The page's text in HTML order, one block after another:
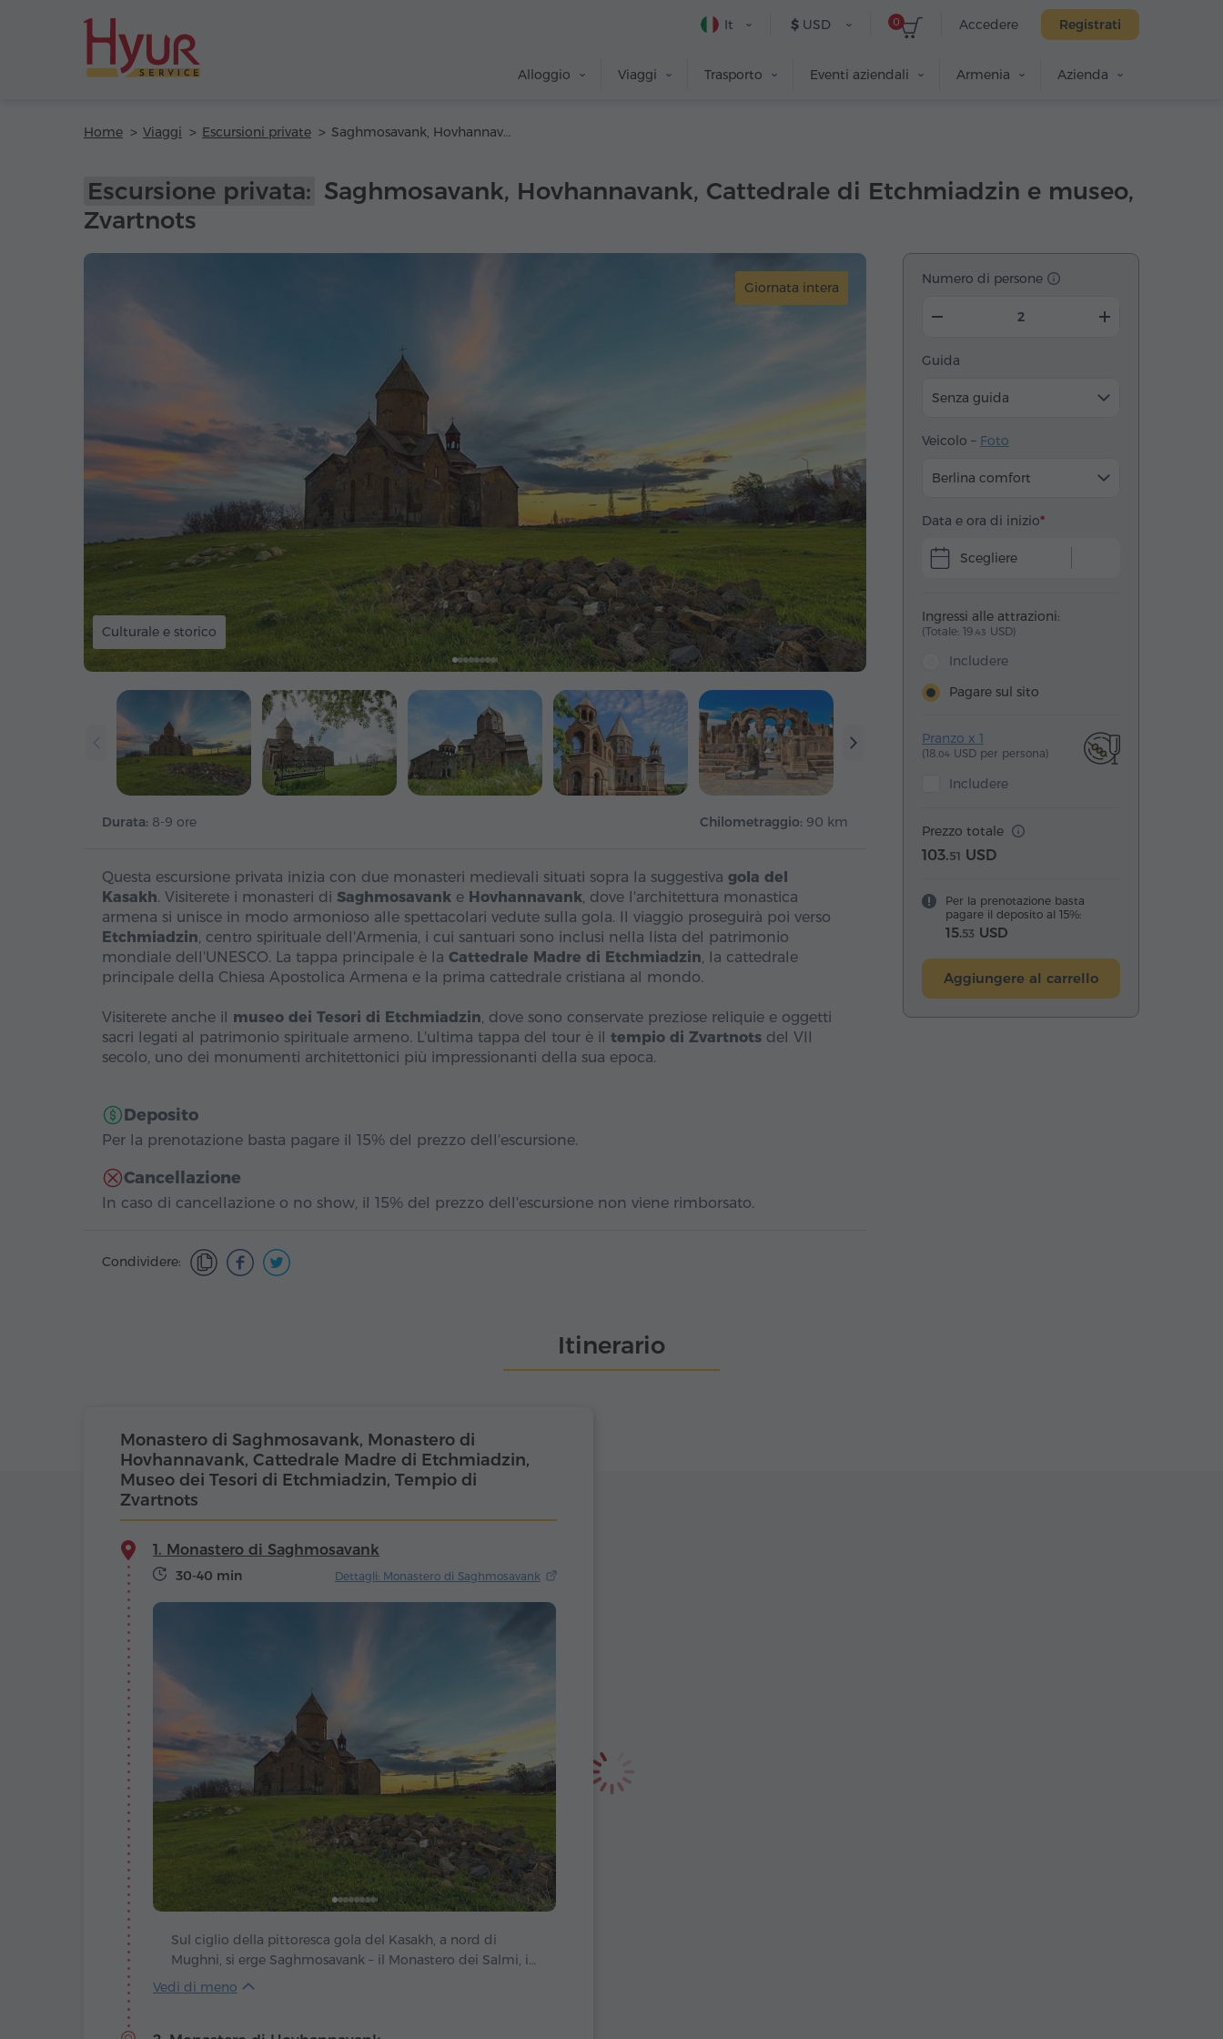
Accedere Registrati
0
$ USD
It
Alloggio Viaggi Trasporto Eventi aziendali Armenia Azienda
Home Viaggi Escursioni private Saghmosavank, Hovhannavank, Cattedrale di Etchmiadzin e museo, Zvartnots
Escursione privata: Saghmosavank, Hovhannavank, Cattedrale di Etchmiadzin e museo,
Zvartnots
Giornata intera
Culturale e storico
Durata: 8-9 ore Chilometraggio: 90 km
Questa escursione privata inizia con due monasteri medievali situati sopra la suggestiva gola del
Kasakh. Visiterete i monasteri di Saghmosavank e Hovhannavank, dove l'architettura monastica
armena si unisce in modo armonioso alle spettacolari vedute sulla gola. Il viaggio proseguirà poi verso
Etchmiadzin, centro spirituale dell'Armenia, i cui santuari sono inclusi nella lista del patrimonio
mondiale dell'UNESCO. La tappa principale è la Cattedrale Madre di Etchmiadzin, la cattedrale
principale della Chiesa Apostolica Armena e la prima cattedrale cristiana al mondo.
Visiterete anche il museo dei Tesori di Etchmiadzin, dove sono conservate preziose reliquie e oggetti
sacri legati al patrimonio spirituale armeno. L'ultima tappa del tour è il tempio di Zvartnots del VII
secolo, uno dei monumenti architettonici più impressionanti della sua epoca.
Deposito
Per la prenotazione basta pagare il 15% del prezzo dell'escursione.
Cancellazione
In caso di cancellazione o no show, il 15% del prezzo dell'escursione non viene rimborsato.
Condividere:
Numero di persone
Guida
Senza guida
Veicolo – Foto
Berlina comfort
Data e ora di inizio
Scegliere
Ingressi alle attrazioni:
(Totale: 19.43 USD)
Includere
Pagare sul sito
Pranzo x 1
(18.04 USD per persona)
Includere
Prezzo totale
103.51 USD
Per la prenotazione basta
pagare il deposito al 15%:
15.53 USD
Aggiungere al carrello
Itinerario
Monastero di Saghmosavank, Monastero di
Hovhannavank, Cattedrale Madre di Etchmiadzin,
Museo dei Tesori di Etchmiadzin, Tempio di
Zvartnots
1. Monastero di Saghmosavank
30-40 min Dettagli: Monastero di Saghmosavank
Sul ciglio della pittoresca gola del Kasakh, a nord di
Mughni, si erge Saghmosavank – il Monastero dei Salmi, il
cui nome suona come una preghiera. Fondato tra il XII e il